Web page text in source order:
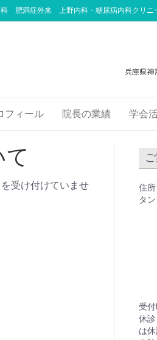
肥満症外来 上野内科・糖尿病内科クリニ
フィール 院長の業績 学会
受け付けていませ
住
タ
受
休
は